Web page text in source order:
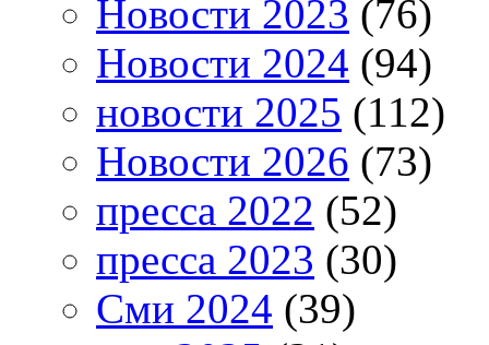
Новости 2023 (76)
Новости 2024 (94)
новости 2025 (112)
Новости 2026 (73)
пресса 2022 (52)
пресса 2023 (30)
Сми 2024 (39)